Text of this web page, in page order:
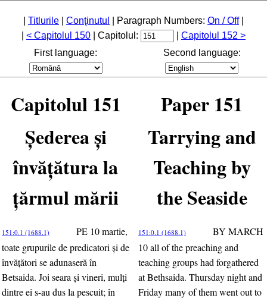
Titlurile Conţinutul | Paragraph Numbers: On / Off|
< Capitolul 150 | Capitolul:
Capitolul 152 >
First language:
Second language:
Capitolul 151
Paper 151
Şederea şi
învăţătura la
ţărmul mării
Tarrying and
Teaching by
the Seaside
151:0.1 (1688.1)
PE 10 martie,
toate grupurile de predicatori şi de
învăţători se adunaseră în
Betsaida. Joi seara şi vineri, mulţi
dintre ei s-au dus la pescuit; în
151:0.1 (1688.1)
BY MARCH
10 all of the preaching and
teaching groups had forgathered
at Bethsaida. Thursday night and
Friday many of them went out to